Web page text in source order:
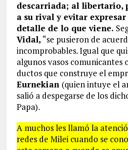
descarriada; al libertario,
a su rival y evitar
detalle de lo que viene.
Vidal, “se pusieron de
incomprobables. Igual que
algunos vasos comunicantes
ductos que construye el
Eurnekian (quien intuye el
salió a despegarse de los
Papa).
A muchos les llamó la
redes de Milei cuando se